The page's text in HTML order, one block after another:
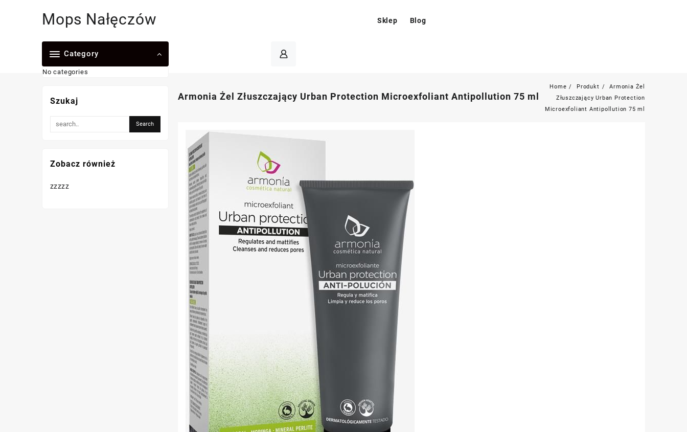
Mops Nałęczów Sklep Blog
Category
No categories
Armonia Żel Złuszczający Urban Protection Microexfoliant Antipollution 75 ml
Home Produkt
Armonia Żel
Złuszczający Urban Protection
Microexfoliant Antipollution 75 ml
Szukaj
Zobacz również
zzzzz